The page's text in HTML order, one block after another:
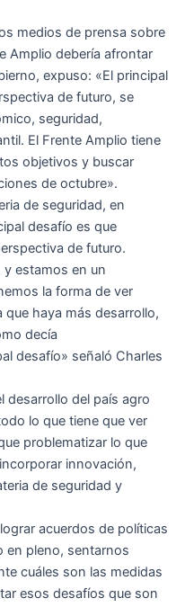
medios de prensa sobre
Amplio debería afrontar
expuso: «El principal
de futuro, se
seguridad,
El Frente Amplio tiene
objetivos y buscar
de octubre».
de seguridad, en
desafío es que
de futuro.
estamos en un
la forma de ver
haya más desarrollo,
decía
desafío» señaló Charles
desarrollo del país agro
lo que tiene que ver
problematizar lo que
innovación,
de seguridad y
acuerdos de políticas
en pleno, sentarnos
cuáles son las medidas
esos desafíos que son